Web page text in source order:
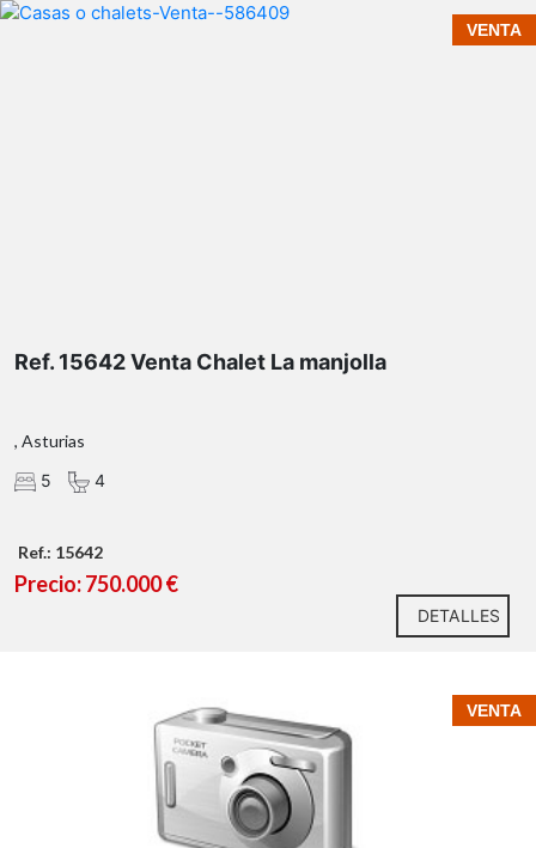
VENTA
Ref. 15642 Venta Chalet La manjolla
, Asturias
5
4
Ref.: 15642
Precio: 750.000 €
DETALLES
VENTA